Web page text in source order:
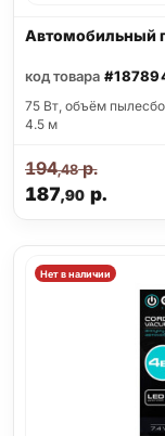
Автомобильный
код товара
75 Вт, объём
4.5 м
187,90р.
194,48р.
Нет в наличии